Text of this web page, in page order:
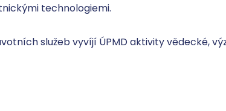
technologiemi.
služeb vyvíjí ÚPMD aktivity vědecké,